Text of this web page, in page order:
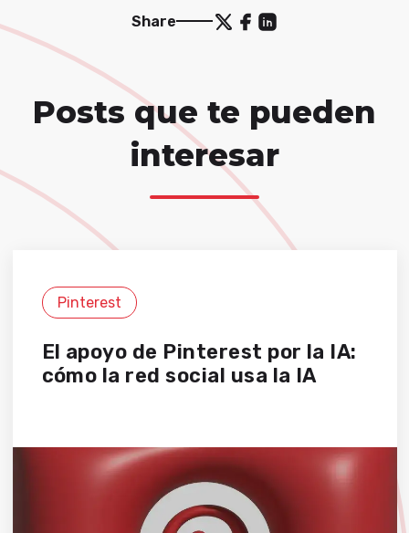
Share
Posts que te pueden
interesar
Pinterest
El apoyo de Pinterest por la IA:
cómo la red social usa la IA